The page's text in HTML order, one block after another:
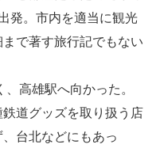
発。市内を適当に観光
で著す旅行記でもない
高雄駅へ向かった。
道グッズを取り扱う店
台北などにもあっ